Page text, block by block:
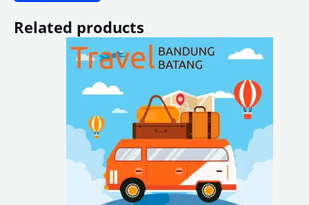
Related products